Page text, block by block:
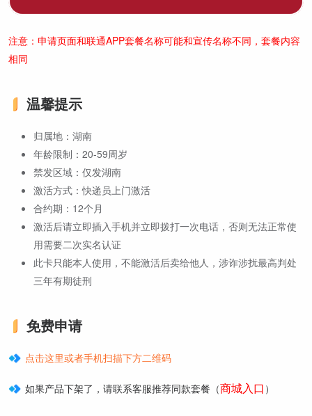
注意：申请页面和联通APP套餐名称可能和宣传名称不同，套餐内容
相同
温馨提示
归属地：湖南
年龄限制：20-59周岁
禁发区域：仅发湖南
激活方式：快递员上门激活
合约期：12个月
激活后请立即插入手机并立即拨打一次电话，否则无法正常使
用需要二次实名认证
此卡只能本人使用，不能激活后卖给他人，涉诈涉扰最高判处
三年有期徒刑
免费申请
点击这里或者手机扫描下方二维码
如果产品下架了，请联系客服推荐同款套餐（商城入口 ）